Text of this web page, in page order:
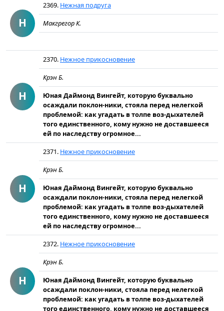
Н
2369. Нежная подруга
Макгрегор К.
Н
2370. Нежное прикосновение
Крэн Б.
Юная Даймонд Вингейт, которую буквально
осаждали поклон-ники, стояла перед нелегкой
проблемой: как угадать в толпе воз-дыхателей
того единственного, кому нужно не доставшееся
ей по наследству огромное...
Н
2371. Нежное прикосновение
Крэн Б.
Юная Даймонд Вингейт, которую буквально
осаждали поклон-ники, стояла перед нелегкой
проблемой: как угадать в толпе воз-дыхателей
того единственного, кому нужно не доставшееся
ей по наследству огромное...
Н
2372. Нежное прикосновение
Крэн Б.
Юная Даймонд Вингейт, которую буквально
осаждали поклон-ники, стояла перед нелегкой
проблемой: как угадать в толпе воз-дыхателей
того единственного, кому нужно не доставшееся